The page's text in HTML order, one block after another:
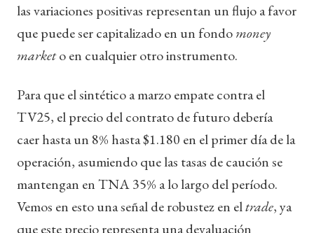
las variaciones positivas representan un flujo a favor
que puede ser capitalizado en un fondomoney
marketo en cualquier otro instrumento.
Para que el sintético a marzo empate contra el
TV25, el precio del contrato de futuro debería
caer hasta un 8% hasta $1.180 en el primer día de la
operación, asumiendo que las tasas de caución se
mantengan en TNA 35% a lo largo del período.
Vemos en esto una señal de robustez en eltrade, ya
que este precio representa una devaluación